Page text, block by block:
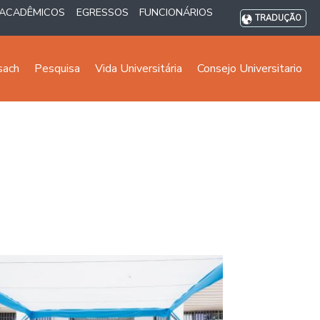
EGRESSOS FUNCIONÁRIOS TRADUÇÃO
Pesquisa Vida Universitária Consejo Universitario